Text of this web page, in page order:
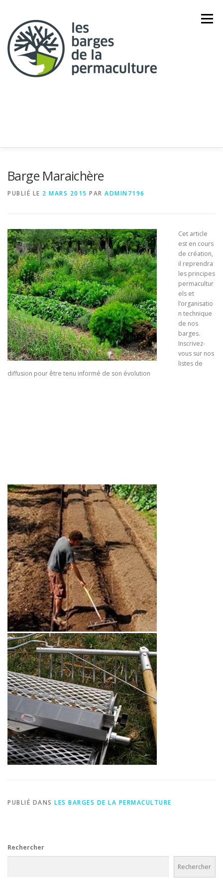
contenu
Menu
Barge Maraichère
PUBLIÉ LE 2 MARS 2015 PAR ADMIN7196
Cet article
est en cours
de création,
il reprendra
les principes
permacultur
els et
l’organisatio
n technique
de nos
barges.
Inscrivez-
vous sur nos
listes de
diffusion pour être tenu informé de son évolution
PUBLIÉ DANS LES BARGES DE LA PERMACULTURE
Rechercher
Rechercher